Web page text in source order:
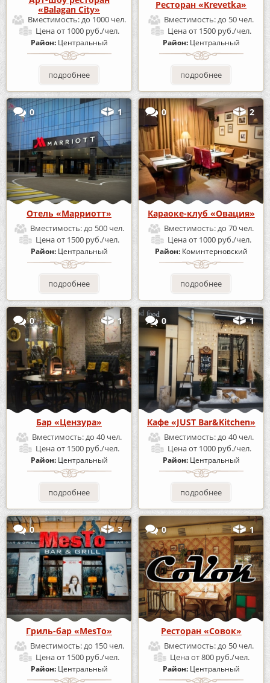
«Balagan City»
Вместимость:до 1000 чел.
Ценаот 1000 руб./чел.
Район: Центральный
подробнее
Ресторан «Krevetka»
Вместимость:до 50 чел.
Ценаот 1500 руб./чел.
Район: Центральный
подробнее
0 1
Отель «Марриотт»
Вместимость:до 500 чел.
Ценаот 1500 руб./чел.
Район: Центральный
подробнее
0 2
Караоке-клуб «Овация»
Вместимость:до 70 чел.
Ценаот 1000 руб./чел.
Район: Коминтерновский
подробнее
0 1
Бар «Цензура»
Вместимость:до 40 чел.
Ценаот 1500 руб./чел.
Район: Центральный
подробнее
0 1
Кафе «JUST Bar&Kitchen»
Вместимость:до 40 чел.
Ценаот 1000 руб./чел.
Район: Центральный
подробнее
0 3
Гриль-бар «MesTo»
Вместимость:до 150 чел.
Ценаот 1500 руб./чел.
Район: Центральный
0 1
Ресторан «Совок»
Вместимость:до 50 чел.
Ценаот 800 руб./чел.
Район: Центральный